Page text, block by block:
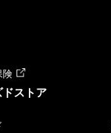
険
ドストア